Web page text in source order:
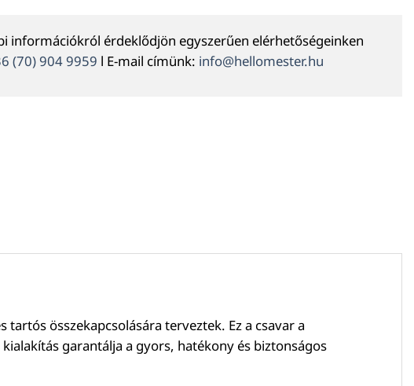
információkról érdeklődjön egyszerűen elérhetőségeinken
(70) 904 9959 l E-mail címünk: info@hellomester.hu
összekapcsolására terveztek. Ez a csavar a
garantálja a gyors, hatékony és biztonságos